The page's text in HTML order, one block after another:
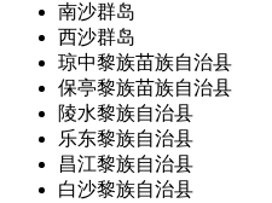
南沙群岛
西沙群岛
琼中黎族苗族自治县
保亭黎族苗族自治县
陵水黎族自治县
乐东黎族自治县
昌江黎族自治县
白沙黎族自治县